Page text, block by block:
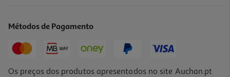
Métodos de Pagamento
Os preços dos produtos apresentados no site Auchan.pt